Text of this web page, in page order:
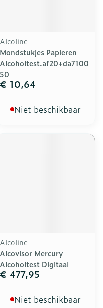
Alcoline
Mondstukjes Papieren
Alcoholtest.af20+da7100
50
€ 10,64
Niet beschikbaar
Alcoline
Alcovisor Mercury
Alcoholtest Digitaal
€ 477,95
Niet beschikbaar